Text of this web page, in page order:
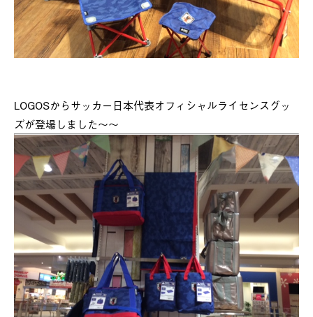
LOGOSからサッカー日本代表オフィシャルライセンスグッ
ズが登場しました～～